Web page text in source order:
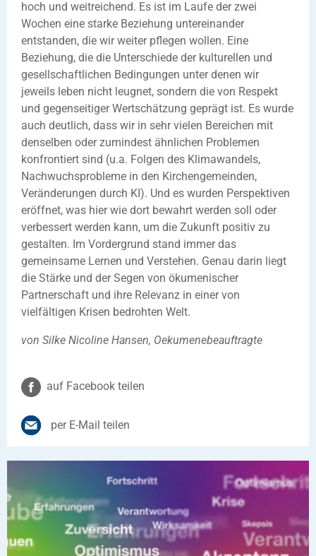
hoch und weitreichend. Es ist im Laufe der zwei
Wochen eine starke Beziehung untereinander
entstanden, die wir weiter pflegen wollen. Eine
Beziehung, die die Unterschiede der kulturellen und
gesellschaftlichen Bedingungen unter denen wir
jeweils leben nicht leugnet, sondern die von Respekt
und gegenseitiger Wertschätzung geprägt ist. Es wurde
auch deutlich, dass wir in sehr vielen Bereichen mit
denselben oder zumindest ähnlichen Problemen
konfrontiert sind (u.a. Folgen des Klimawandels,
Nachwuchsprobleme in den Kirchengemeinden,
Veränderungen durch KI). Und es wurden Perspektiven
eröffnet, was hier wie dort bewahrt werden soll oder
verbessert werden kann, um die Zukunft positiv zu
gestalten. Im Vordergrund stand immer das
gemeinsame Lernen und Verstehen. Genau darin liegt
die Stärke und der Segen von ökumenischer
Partnerschaft und ihre Relevanz in einer von
vielfältigen Krisen bedrohten Welt.
von Silke Nicoline Hansen, Oekumenebeauftragte
auf Facebook teilen
per E-Mail teilen